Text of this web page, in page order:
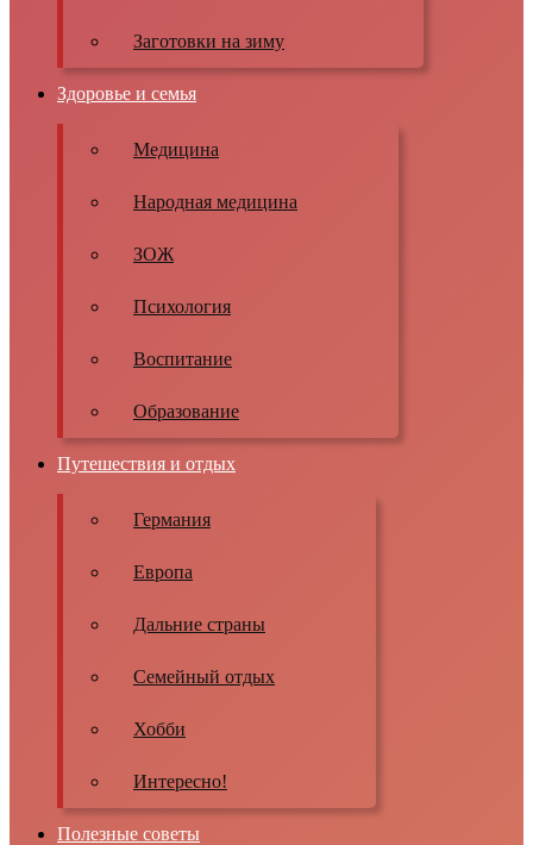
Заготовки на зиму
Здоровье и семья
Медицина
Народная медицина
ЗОЖ
Психология
Воспитание
Образование
Путешествия и отдых
Германия
Европа
Дальние страны
Семейный отдых
Хобби
Интересно!
Полезные советы